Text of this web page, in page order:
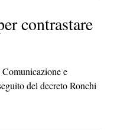
contrastare
e
del decreto Ronchi